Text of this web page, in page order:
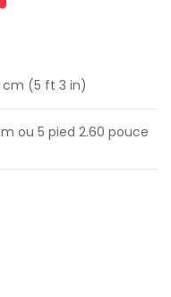
cm (5 ft 3 in)
ou 5 pied 2.60 pouce